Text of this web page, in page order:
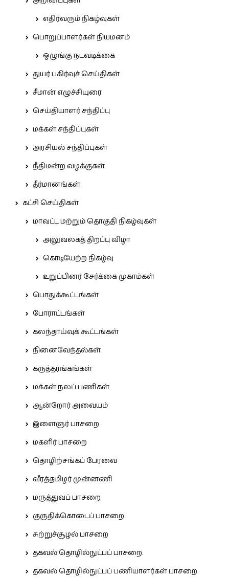
எதிர்வரும் நிகழ்வுகள்
பொறுப்பாளர்கள் நியமனம்
ஒழுங்கு நடவடிக்கை
துயர் பகிர்வுச் செய்திகள்
சீமான் எழுச்சியுரை
செய்தியாளர் சந்திப்பு
மக்கள் சந்திப்புகள்
அரசியல் சந்திப்புகள்
நீதிமன்ற வழக்குகள்
தீர்மானங்கள்
கட்சி செய்திகள்
மாவட்ட மற்றும் தொகுதி நிகழ்வுகள்
அலுவலகத் திறப்பு விழா
கொடியேற்ற நிகழ்வு
உறுப்பினர் சேர்க்கை முகாம்கள்
பொதுக்கூட்டங்கள்
போராட்டங்கள்
கலந்தாய்வுக் கூட்டங்கள்
நினைவேந்தல்கள்
கருத்தரங்கங்கள்
மக்கள் நலப் பணிகள்
ஆன்றோர் அவையம்
இளைஞர் பாசறை
மகளிர் பாசறை
தொழிற்சங்கப் பேரவை
வீரத்தமிழர் முன்னணி
மருத்துவப் பாசறை
குருதிக்கொடைப் பாசறை
சுற்றுச்சூழல் பாசறை
தகவல் தொழில்நுட்பப் பாசறை.
தகவல் தொழில்நுட்பப் பணியாளர்கள் பாசறை